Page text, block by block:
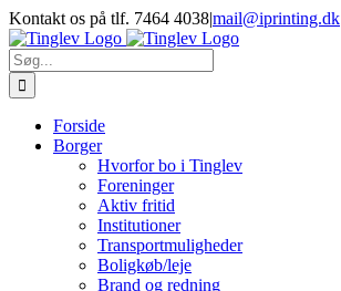
Skip
to
content
Kontakt os på tlf. 7464 4038|mail@iprinting.dk
Søg
efter:
Forside
Borger
Hvorfor bo i Tinglev
Foreninger
Aktiv fritid
Institutioner
Transportmuligheder
Boligkøb/leje
Brand og redning